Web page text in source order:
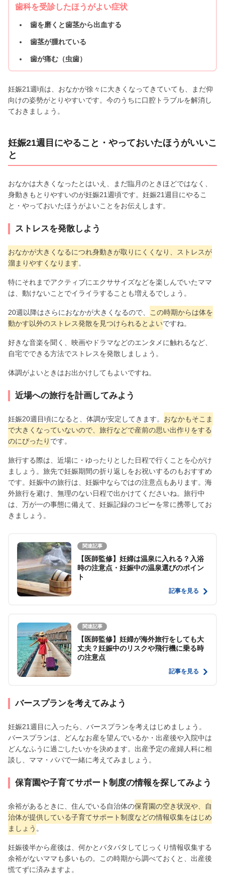
歯科を受診したほうがよい症状
歯を磨くと歯茎から出血する
歯茎が腫れている
歯が痛む（虫歯）
妊娠21週頃は、おなかが徐々に大きくなってきていても、まだ仰
向けの姿勢がとりやすいです。今のうちに口腔トラブルを解消し
ておきましょう。
妊娠21週目にやること・やっておいたほうがいいこ
と
おなかは大きくなったとはいえ、まだ臨月のときほどではなく、
身動きもとりやすいのが妊娠21週頃です。妊娠21週目にやるこ
と・やっておいたほうがよいことをお伝えします。
ストレスを発散しよう
おなかが大きくなるにつれ身動きが取りにくくなり、ストレスが
溜まりやすくなります。
特にそれまでアクティブにエクササイズなどを楽しんでいたママ
は、動けないことでイライラすることも増えるでしょう。
20週以降はさらにおなかが大きくなるので、
この時期からは体を
動かす以外のストレス発散を見つけられるとよいですね。
好きな音楽を聞く、映画やドラマなどのエンタメに触れるなど、
自宅でできる方法でストレスを発散しましょう。
体調がよいときはお出かけしてもよいですね。
近場への旅行を計画してみよう
妊娠20週目頃になると、体調が安定してきます。 おなかもそこま
で大きくなっていないので、旅行などで産前の思い出作りをする
のにぴったり です。
旅行する際は、近場に・ゆったりとした日程で行くことを心がけ
ましょう。旅先で妊娠期間の折り返しをお祝いするのもおすすめ
です。妊娠中の旅行は、妊娠中ならではの注意点もあります。海
外旅行を避け、無理のない日程で出かけてくださいね。旅行中
は、万が一の事態に備えて、妊娠記録のコピーを常に携帯してお
きましょう。
関連記事
【医師監修】妊婦は温泉に入れる？入浴
時の注意点・妊娠中の温泉選びのポイン
ト
記事を見る
関連記事
【医師監修】妊婦が海外旅行をしても大
丈夫？妊娠中のリスクや飛行機に乗る時
の注意点
記事を見る
バースプランを考えてみよう
妊娠21週目に入ったら、バースプランを考えはじめましょう。
バースプランは、どんなお産を望んでいるか・出産後や入院中は
どんなふうに過ごしたいかを決めます。出産予定の産婦人科に相
談し、ママ・パパで一緒に考えてみましょう。
保育園や子育てサポート制度の情報を探してみよう
余裕があるときに、住んでいる自治体の保育園の空き状況や、自
治体が提供している子育てサポート制度などの情報収集をはじめ
ましょう 。
妊娠後半から産後は、何かとバタバタしてじっくり情報収集する
余裕がないママも多いもの。この時期から調べておくと、出産後
慌てずに済みますよ。